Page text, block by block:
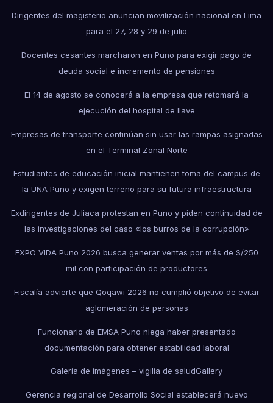
Dirigentes del magisterio anuncian movilización nacional en Lima
para el 27, 28 y 29 de julio
Docentes cesantes marcharon en Puno para exigir pago de
deuda social e incremento de pensiones
El 14 de agosto se conocerá a la empresa que retomará la
ejecución del hospital de Ilave
Empresas de transporte continúan sin usar las rampas asignadas
en el Terminal Zonal Norte
Estudiantes de educación inicial mantienen toma del campus de
la UNA Puno y exigen terreno para su futura infraestructura
Exdirigentes de Juliaca protestan en Puno y piden continuidad de
las investigaciones del caso «los burros de la corrupción»
EXPO VIDA Puno 2026 busca generar ventas por más de S/250
mil con participación de productores
Fiscalía advierte que Qoqawi 2026 no cumplió objetivo de evitar
aglomeración de personas
Funcionario de EMSA Puno niega haber presentado
documentación para obtener estabilidad laboral
Galería de imágenes – vigilia de saludGallery
Gerencia regional de Desarrollo Social establecerá nuevo